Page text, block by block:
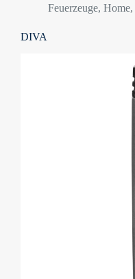
Feuerzeuge, Home,
DIVA